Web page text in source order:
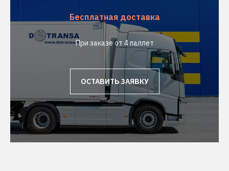
Бесплатная доставка
При заказе от 4 паллет
ОСТАВИТЬ ЗАЯВКУ